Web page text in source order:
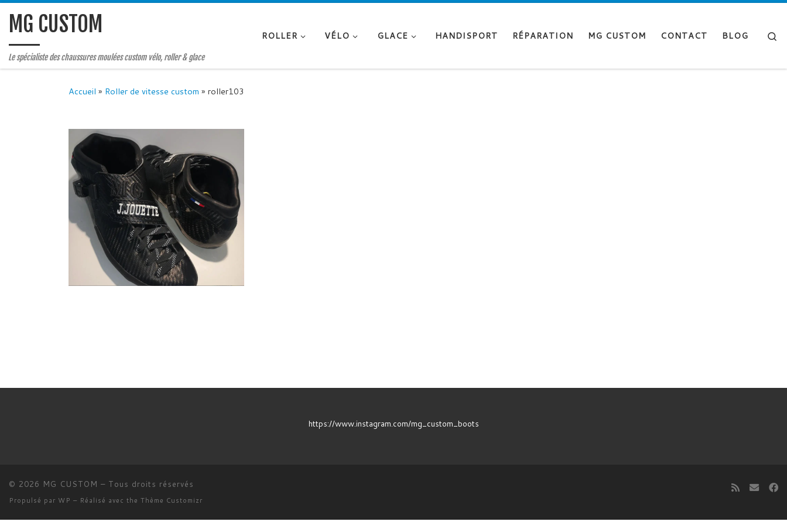
MG CUSTOM
Le spécialiste des chaussures moulées custom vélo, roller & glace
ROLLER VÉLO GLACE HANDISPORT RÉPARATION MG CUSTOM CONTACT BLOG
Accueil » Roller de vitesse custom » roller103
https://www.instagram.com/mg_custom_boots
© 2026 MG CUSTOM – Tous droits réservés
Propulsé par WP – Réalisé avec the Thème Customizr